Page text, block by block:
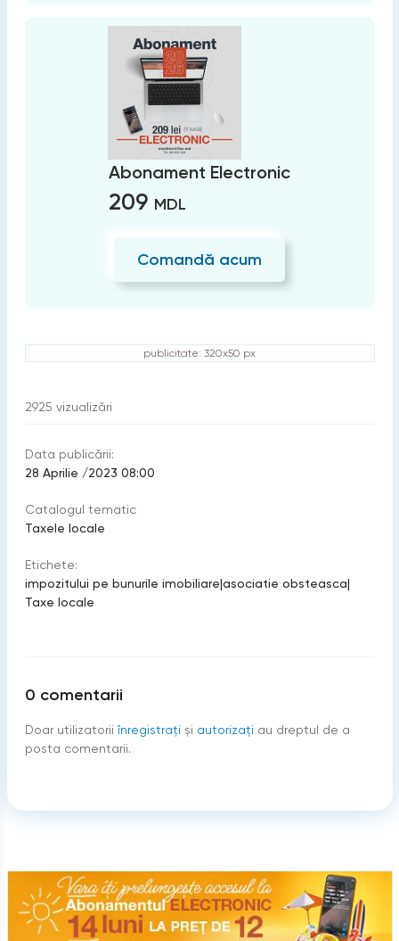
Abonament Electronic
209 MDL
Comandă acum
publicitate: 320x50 px
2925 vizualizări
Data publicării:
28 Aprilie /2023 08:00
Catalogul tematic
Taxele locale
Etichete:
impozitului pe bunurile imobiliare|asociatie obsteasca|
Taxe locale
0 comentarii
Doar utilizatorii înregistraţi şi autorizați au dreptul de a
posta comentarii.